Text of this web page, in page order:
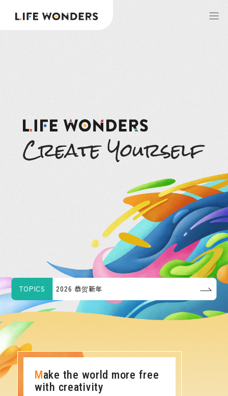
TOPICS 2026 恭贺新年
Make the world more free
with creativity